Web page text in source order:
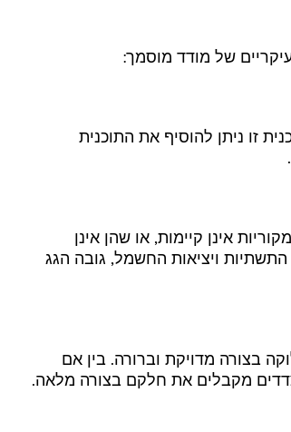
של מודד מוסמך:
זו ניתן להוסיף את התוכנית
אינן קיימות, או שהן אינן
התשתיות ויציאות החשמל, גובה הגג
בצורה מדויקת וברורה. בין אם
מקבלים את חלקם בצורה מלאה.